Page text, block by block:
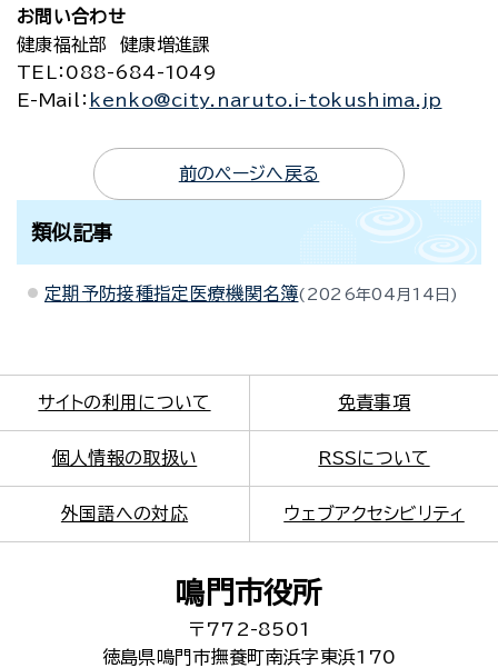
お問い合わせ
健康福祉部 健康増進課
TEL
：088-684-1049
E-Mail
： kenko@city.naruto.i-tokushima.jp
前のページへ戻る
類似記事
定期予防接種指定医療機関名簿 2026年04月14日
サイトの利用について 免責事項
個人情報の取扱い RSSについて
外国語への対応 ウェブアクセシビリティ
鳴門市役所
〒772-8501
徳島県鳴門市撫養町南浜字東浜170